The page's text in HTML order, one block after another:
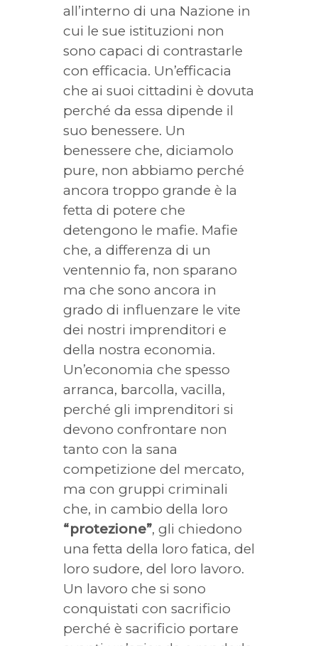
all’interno di una Nazione in
cui le sue istituzioni non
sono capaci di contrastarle
con efficacia. Un’efficacia
che ai suoi cittadini è dovuta
perché da essa dipende il
suo benessere. Un
benessere che, diciamolo
pure, non abbiamo perché
ancora troppo grande è la
fetta di potere che
detengono le mafie. Mafie
che, a differenza di un
ventennio fa, non sparano
ma che sono ancora in
grado di influenzare le vite
dei nostri imprenditori e
della nostra economia.
Un’economia che spesso
arranca, barcolla, vacilla,
perché gli imprenditori si
devono confrontare non
tanto con la sana
competizione del mercato,
ma con gruppi criminali
che, in cambio della loro
“protezione”, gli chiedono
una fetta della loro fatica, del
loro sudore, del loro lavoro.
Un lavoro che si sono
conquistati con sacrificio
perché è sacrificio portare